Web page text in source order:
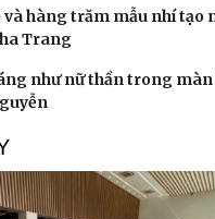
và hàng trăm mẫu nhí tạo
Trang
như nữ thần trong